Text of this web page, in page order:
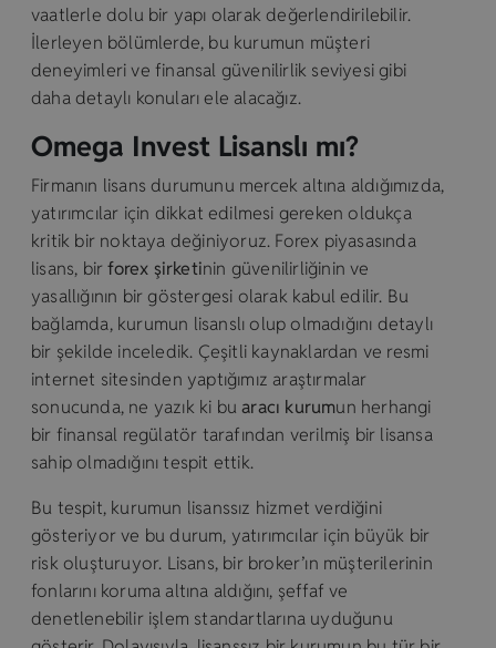
vaatlerle dolu bir yapı olarak değerlendirilebilir.
İlerleyen bölümlerde, bu kurumun müşteri
deneyimleri ve finansal güvenilirlik seviyesi gibi
daha detaylı konuları ele alacağız.
Omega Invest Lisanslı mı?
Firmanın lisans durumunu mercek altına aldığımızda,
yatırımcılar için dikkat edilmesi gereken oldukça
kritik bir noktaya değiniyoruz. Forex piyasasında
lisans, birforex şirketinin güvenilirliğinin ve
yasallığının bir göstergesi olarak kabul edilir. Bu
bağlamda, kurumun lisanslı olup olmadığını detaylı
bir şekilde inceledik. Çeşitli kaynaklardan ve resmi
internet sitesinden yaptığımız araştırmalar
sonucunda, ne yazık ki buaracı kurumun herhangi
bir finansal regülatör tarafından verilmiş bir lisansa
sahip olmadığını tespit ettik.
Bu tespit, kurumun lisanssız hizmet verdiğini
gösteriyor ve bu durum, yatırımcılar için büyük bir
risk oluşturuyor. Lisans, bir broker’ın müşterilerinin
fonlarını koruma altına aldığını, şeffaf ve
denetlenebilir işlem standartlarına uyduğunu